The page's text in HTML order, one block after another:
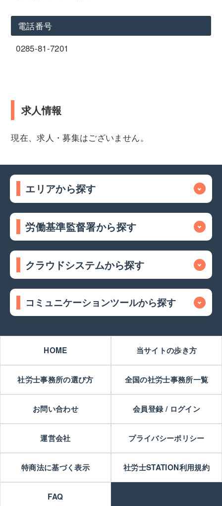
電話番号
0285-81-7201
求人情報
現在、求人・募集はございません。
エリアから探す
労働基準監督署から探す
クラウドシステムから探す
コミュニケーションツールから探す
HOME 当サイトの歩き方
社労士事務所の選び方 全国の社労士事務所一覧
お問い合わせ 会員登録 / ログイン
運営会社 プライバシーポリシー
特商法に基づく表示 社労士STATION利用規約
FAQ